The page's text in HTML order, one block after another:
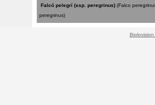
Falcó pelegrí (ssp. peregrinus) (Falco
peregrinus)
Biolovision